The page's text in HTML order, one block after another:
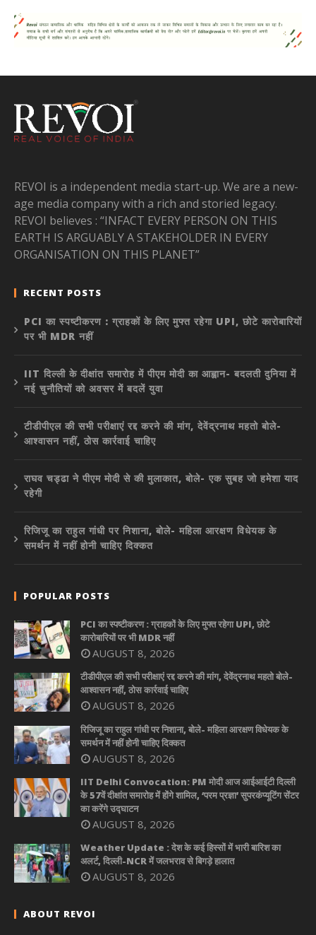
REVOI is a independent media start-up. We are a new-
age media company with a rich and storied legacy.
REVOI believes : “INFACT EVERY PERSON ON THIS
EARTH IS ARGUABLY A STAKEHOLDER IN EVERY
ORGANISATION ON THIS PLANET”
RECENT POSTS
PCI का स्पष्टीकरण : ग्राहकों के लिए मुफ्त रहेगा UPI, छोटे कारोबारियों
पर भी MDR नहीं
IIT दिल्ली के दीक्षांत समारोह में पीएम मोदी का आह्वान- बदलती दुनिया में
नई चुनौतियों को अवसर में बदलें युवा
टीडीपीएल की सभी परीक्षाएं रद्द करने की मांग, देवेंद्रनाथ महतो बोले-
आश्वासन नहीं, ठोस कार्रवाई चाहिए
राघव चड्ढा ने पीएम मोदी से की मुलाकात, बोले- एक सुबह जो हमेशा याद
रहेगी
रिजिजू का राहुल गांधी पर निशाना, बोले- महिला आरक्षण विधेयक के
समर्थन में नहीं होनी चाहिए दिक्कत
POPULAR POSTS
PCI का स्पष्टीकरण : ग्राहकों के लिए मुफ्त रहेगा UPI, छोटे
कारोबारियों पर भी MDR नहीं
AUGUST 8, 2026
टीडीपीएल की सभी परीक्षाएं रद्द करने की मांग, देवेंद्रनाथ महतो बोले-
आश्वासन नहीं, ठोस कार्रवाई चाहिए
AUGUST 8, 2026
रिजिजू का राहुल गांधी पर निशाना, बोले- महिला आरक्षण विधेयक के
समर्थन में नहीं होनी चाहिए दिक्कत
AUGUST 8, 2026
IIT Delhi Convocation: PM मोदी आज आईआईटी दिल्ली
के 57वें दीक्षांत समारोह में होंगे शामिल, ‘परम प्रज्ञा’ सुपरकंप्यूटिंग सेंटर
का करेंगे उद्घाटन
AUGUST 8, 2026
Weather Update : देश के कई हिस्सों में भारी बारिश का
अलर्ट, दिल्ली-NCR में जलभराव से बिगड़े हालात
AUGUST 8, 2026
ABOUT REVOI